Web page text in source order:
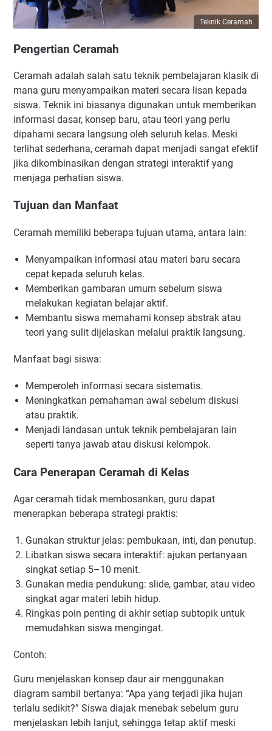
Kemampuan Analisis dan Kreativitas
Pengertian Problem Solving
Tips Praktis:
Variasi dan Adaptasi
Kesimpulan
Masing-masing Teknik Memiliki Kelebihan dan
Kuasai 10 Teknik Pembelajaran Terbaru untuk Kegiatan
Belajar Mengajar yang Efektif dan Bermakna
Bacaan lebih lanjut :
Teknik Ceramah
Pengertian Ceramah
Ceramah adalah salah satu teknik pembelajaran klasik di
mana guru menyampaikan materi secara lisan kepada
siswa. Teknik ini biasanya digunakan untuk memberikan
informasi dasar, konsep baru, atau teori yang perlu
dipahami secara langsung oleh seluruh kelas. Meski
terlihat sederhana, ceramah dapat menjadi sangat efektif
jika dikombinasikan dengan strategi interaktif yang
menjaga perhatian siswa.
Tujuan dan Manfaat
Ceramah memiliki beberapa tujuan utama, antara lain:
Menyampaikan informasi atau materi baru secara
cepat kepada seluruh kelas.
Memberikan gambaran umum sebelum siswa
melakukan kegiatan belajar aktif.
Membantu siswa memahami konsep abstrak atau
teori yang sulit dijelaskan melalui praktik langsung.
Manfaat bagi siswa:
Memperoleh informasi secara sistematis.
Meningkatkan pemahaman awal sebelum diskusi
atau praktik.
Menjadi landasan untuk teknik pembelajaran lain
seperti tanya jawab atau diskusi kelompok.
Cara Penerapan Ceramah di Kelas
Agar ceramah tidak membosankan, guru dapat
menerapkan beberapa strategi praktis:
Gunakan struktur jelas: pembukaan, inti, dan penutup.
Libatkan siswa secara interaktif: ajukan pertanyaan
singkat setiap 5–10 menit.
Gunakan media pendukung: slide, gambar, atau video
singkat agar materi lebih hidup.
Ringkas poin penting di akhir setiap subtopik untuk
memudahkan siswa mengingat.
Contoh:
Guru menjelaskan konsep daur air menggunakan
diagram sambil bertanya: “Apa yang terjadi jika hujan
terlalu sedikit?” Siswa diajak menebak sebelum guru
menjelaskan lebih lanjut, sehingga tetap aktif meski